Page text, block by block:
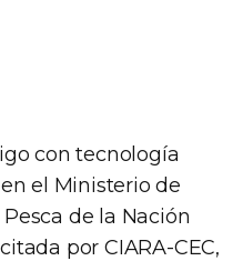
con tecnología
el Ministerio de
de la Nación
por CIARA-CEC,